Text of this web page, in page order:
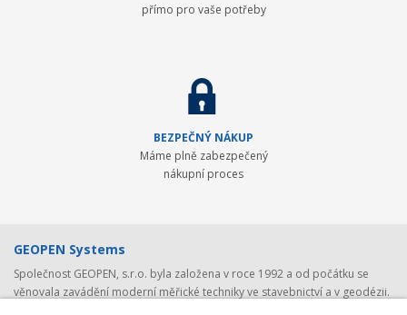
přímo pro vaše potřeby
BEZPEČNÝ NÁKUP
Máme plně zabezpečený
nákupní proces
GEOPEN Systems
Společnost GEOPEN, s.r.o. byla založena v roce 1992 a od počátku se
věnovala zavádění moderní měřické techniky ve stavebnictví a v geodézii.